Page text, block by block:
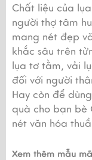
Chất liệu của
người thợ tâm
mang nét đẹp
khắc sâu trên
lụa tơ tằm, vải
đối với người
Hay còn để
quà cho bạn bè
nét văn hóa
Xem thêm mẫu